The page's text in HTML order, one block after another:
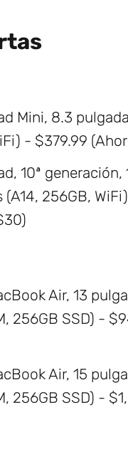
Mini, 8.3
- $379.99
10ª generación,
(A14, 256GB,
Air, 13
256GB SSD) -
Air, 15
256GB SSD) -